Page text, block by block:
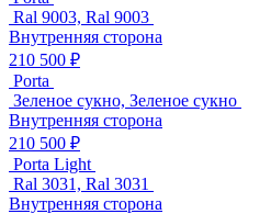
Ral 9003, Ral 9003
Внутренняя сторона
210 500 ₽
Porta
Зеленое сукно, Зеленое сукно
Внутренняя сторона
210 500 ₽
Porta Light
Ral 3031, Ral 3031
Внутренняя сторона